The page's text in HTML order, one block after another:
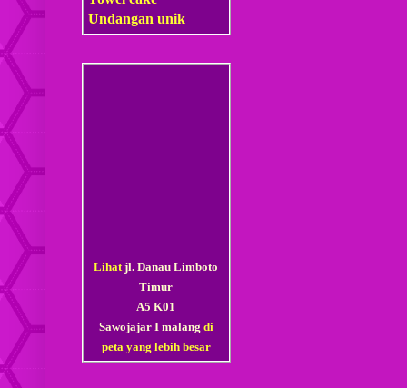
Undangan unik
Lihatjl. Danau Limboto
Timur
A5 K01
Sawojajar I malang di
peta yang lebih besar